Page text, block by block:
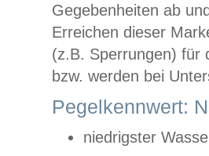
Gegebenheiten ab
Erreichen dieser
(z.B. Sperrungen) für
bzw. werden bei
Pegelkennwert:
niedrigster